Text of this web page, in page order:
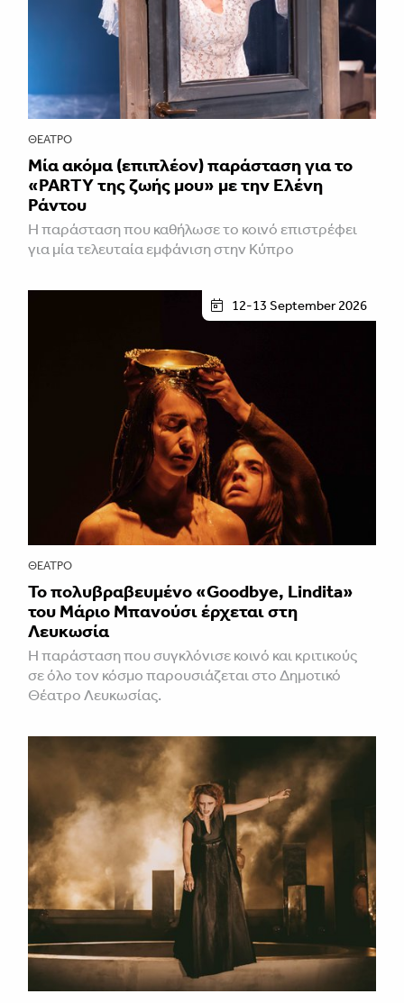
ΘΈΑΤΡΟ
Μία ακόμα (επιπλέον) παράσταση για το
«PARTY της ζωής μου» με την Ελένη
Ράντου
Η παράσταση που καθήλωσε το κοινό επιστρέφει
για μία τελευταία εμφάνιση στην Κύπρο
12-13 September 2026
ΘΈΑΤΡΟ
Το πολυβραβευμένο «Goodbye, Lindita»
του Μάριο Μπανούσι έρχεται στη
Λευκωσία
Η παράσταση που συγκλόνισε κοινό και κριτικούς
σε όλο τον κόσμο παρουσιάζεται στο Δημοτικό
Θέατρο Λευκωσίας.